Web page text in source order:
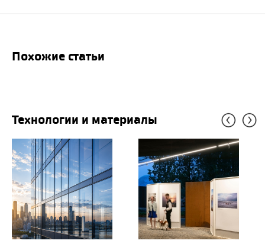
Похожие статьи
Технологии и материалы